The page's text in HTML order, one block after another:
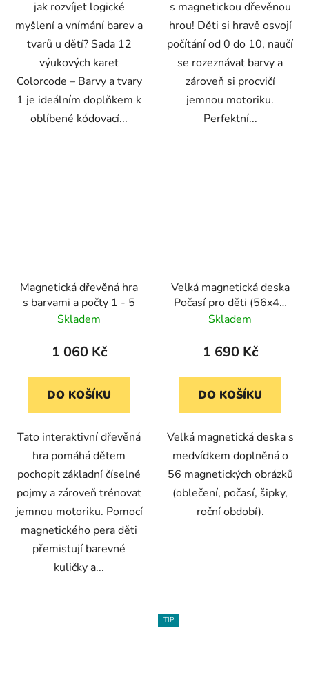
jak rozvíjet logické
myšlení a vnímání barev a
tvarů u dětí? Sada 12
výukových karet
Colorcode – Barvy a tvary
1 je ideálním doplňkem k
oblíbené kódovací...
s magnetickou dřevěnou
hrou! Děti si hravě osvojí
počítání od 0 do 10, naučí
se rozeznávat barvy a
zároveň si procvičí
jemnou motoriku.
Perfektní...
Magnetická dřevěná hra
s barvami a počty 1 - 5
Skladem
1 060 Kč
DO KOŠÍKU
Tato interaktivní dřevěná
hra pomáhá dětem
pochopit základní číselné
pojmy a zároveň trénovat
jemnou motoriku. Pomocí
magnetického pera děti
přemisťují barevné
kuličky a...
Velká magnetická deska
Počasí pro děti (56x40
cm)
Skladem
1 690 Kč
DO KOŠÍKU
Velká magnetická deska s
medvídkem doplněná o
56 magnetických obrázků
(oblečení, počasí, šipky,
roční období).
TIP